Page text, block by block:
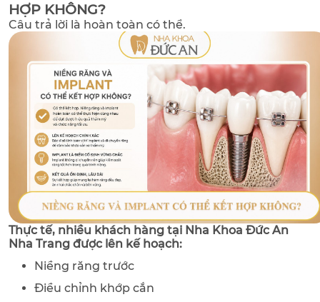
HỢP KHÔNG?
Câu trả lời là hoàn toàn có thể.
Thực tế, nhiều khách hàng tại Nha Khoa Đức An
Nha Trang được lên kế hoạch:
Niềng răng trước
Điều chỉnh khớp cắn